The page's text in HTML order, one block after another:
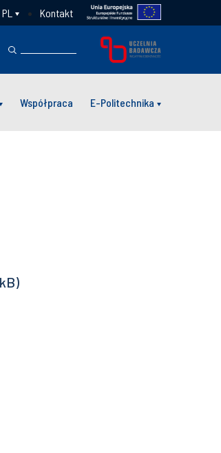
PL Kontakt
Współpraca E-Politechnika